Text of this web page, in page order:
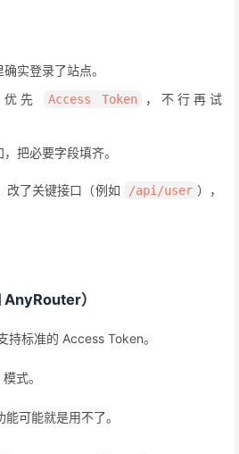
实登录了站点。
优先
Access Token ，不行再试
把必要字段填齐。
改了关键接口（例如 /api/user ），
AnyRouter）
持标准的 Access Token。
式。
可能就是用不了。